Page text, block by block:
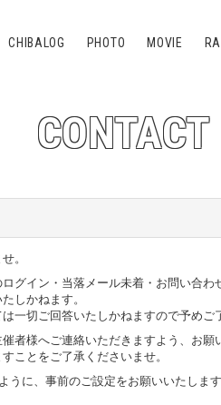
CHIBALOG PHOTO MOVIE
CONTACT
。
グイン・当落メール未着・お問い合わ
しかねます。
一切ご回答いたしかねますので予めご
者様へご連絡いただきますよう、お願
ことをご了承くださいませ。
うに、事前のご設定をお願いいたします